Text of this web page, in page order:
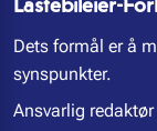
Dets formål er å
synspunkter.
Ansvarlig